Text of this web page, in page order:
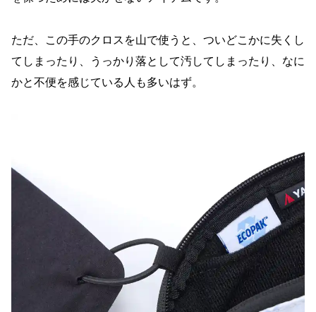
ただ、この手のクロスを山で使うと、ついどこかに失くし
てしまったり、うっかり落として汚してしまったり、なに
かと不便を感じている人も多いはず。